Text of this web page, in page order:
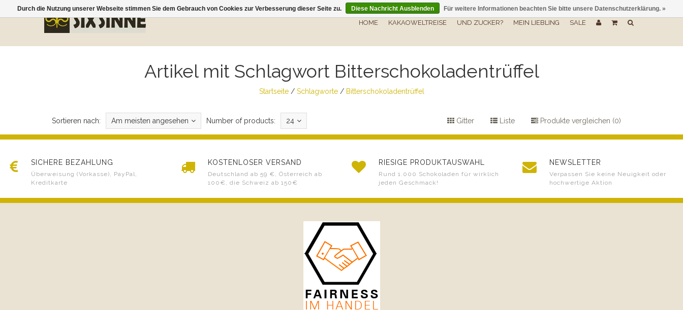
HOME KAKAOWELTREISE UND ZUCKER? MEIN LIEBLING SALE
Artikel mit Schlagwort Bitterschokoladentrüffel
Startseite/ Schlagworte/ Bitterschokoladentrüffel
Sortieren nach: Am meisten angesehen Number of products: 24 Gitter Liste Produkte vergleichen (0)
SICHERE BEZAHLUNG
Überweisung (Vorkasse), PayPal,
Kreditkarte
KOSTENLOSER VERSAND
Deutschland ab 59 €, Österreich ab
100€, die Schweiz ab 150€
RIESIGE PRODUKTAUSWAHL
Rund 1.000 Schokoladen für wirklich
jeden Geschmack!
NEWSLETTER
Verpassen Sie keine Neuigkeit oder
hochwertige Aktion
Durch die Nutzung unserer Webseite stimmen Sie dem Gebrauch von Cookies zur Verbesserung dieser Seite zu. Diese Nachricht Ausblenden Für weitere Informationen beachten Sie bitte unsere Datenschutzerklärung. »